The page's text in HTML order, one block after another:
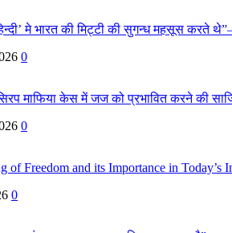
मे भारत की मिट्टी की सुगन्ध महसूस करते
0
माफिया केस में जज को प्रभावित करने की
0
of Freedom and its Importance in Today’s
0